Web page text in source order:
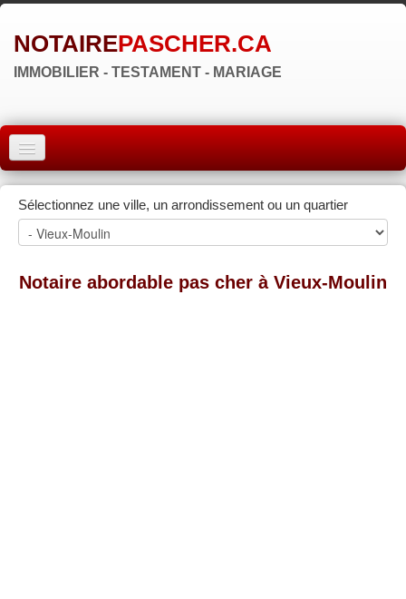
NOTAIREPASCHER.CA
IMMOBILIER - TESTAMENT - MARIAGE
ACCUEIL
MONTRÉAL
QUÉBEC
LAVAL
Sélectionnez une ville, un arrondissement ou un quartier
Notaire abordable pas cher à Vieux-Moulin